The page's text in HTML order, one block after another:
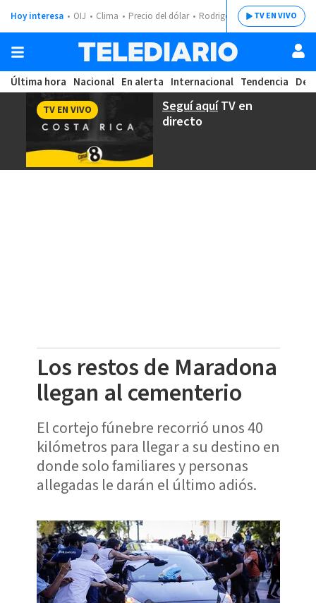
Hoy interesa OIJ Clima Precio del dólar Rodrigo ChavesTV EN VIVO
Última hora Nacional En alerta Internacional Tendencia
Seguí aquíTV en
directo
TV EN VIVO
Los restos de Maradona
llegan al cementerio
El cortejo fúnebre recorrió unos 40
kilómetros para llegar a su destino en
donde solo familiares y personas
allegadas le darán el último adiós.